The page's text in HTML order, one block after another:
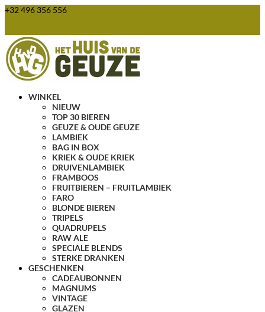
+32 496 356 556
WINKEL
NIEUW
TOP 30 BIEREN
GEUZE & OUDE GEUZE
LAMBIEK
BAG IN BOX
KRIEK & OUDE KRIEK
DRUIVENLAMBIEK
FRAMBOOS
FRUITBIEREN – FRUITLAMBIEK
FARO
BLONDE BIEREN
TRIPELS
QUADRUPELS
RAW ALE
SPECIALE BLENDS
STERKE DRANKEN
GESCHENKEN
CADEAUBONNEN
MAGNUMS
VINTAGE
GLAZEN